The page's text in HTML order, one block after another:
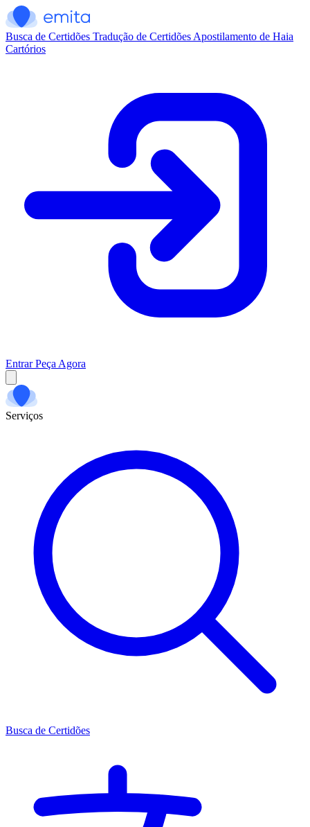
Busca de Certidões Tradução de Certidões Apostilamento de Haia
Cartórios
Entrar Peça Agora
Serviços
Busca de Certidões